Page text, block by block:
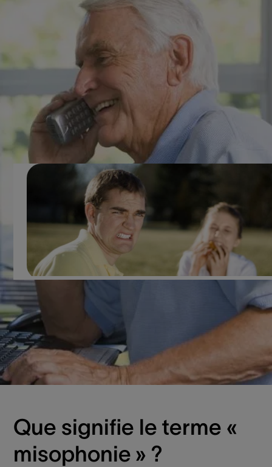
La misophonie est un trouble neurologique qui implique
tolérance réduite aux sons (souvent des bruits de bouche
de gorge tels que la mastication, les ronflements, la
déglutition, la toux...). Ces sons provoquent chez une
personne misophone un sentiment de dégoût, d’irritation,
stress, voire de colère. Un misophone tolère si peu certains
sons qu’il développe une forte réaction émotionnelle et
physique à ces bruits, alors que son système auditif est
physiologiquement parfait.
La misophonie peut constituer un sérieux handicap au
quotidien. Ce trouble peut provoquer des
crises de
panique ou de nerfs
. Lisez la suite pour en savoir plus sur
causes, les symptômes et les traitements potentiels de la
misophonie.
Que signifie le terme «
misophonie » ?